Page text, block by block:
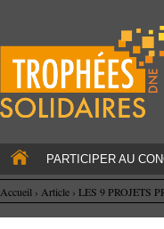
PARTICIPER AU
Accueil › Article › LES 9 PROJETS